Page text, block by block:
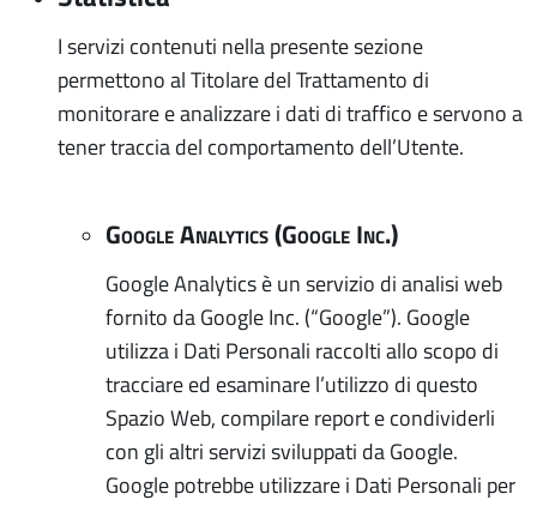
I servizi contenuti nella presente sezione
permettono al Titolare del Trattamento di
monitorare e analizzare i dati di traffico e servono a
tener traccia del comportamento dell’Utente.
Google Analytics (Google Inc.)
Google Analytics è un servizio di analisi web
fornito da Google Inc. (“Google”). Google
utilizza i Dati Personali raccolti allo scopo di
tracciare ed esaminare l’utilizzo di questo
Spazio Web, compilare report e condividerli
con gli altri servizi sviluppati da Google.
Google potrebbe utilizzare i Dati Personali per